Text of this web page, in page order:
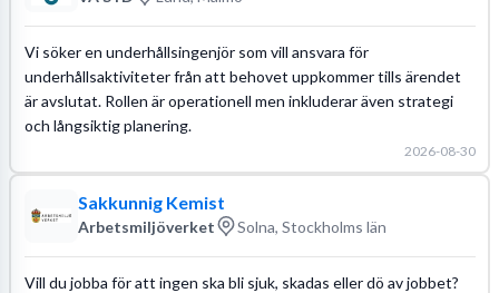
Vi söker en underhållsingenjör som vill ansvara för
underhållsaktiviteter från att behovet uppkommer tills ärendet
är avslutat. Rollen är operationell men inkluderar även strategi
och långsiktig planering.
2026-08-30
Sakkunnig Kemist
Arbetsmiljöverket Solna, Stockholms län
Vill du jobba för att ingen ska bli sjuk, skadas eller dö av jobbet?